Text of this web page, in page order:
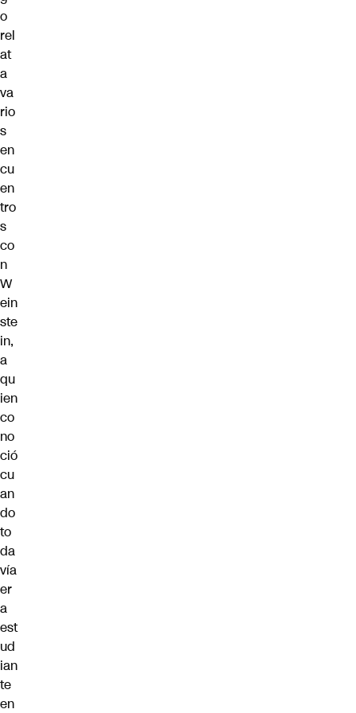
o
rel
at
a
va
rio
s
en
cu
en
tro
s
co
n
W
ein
ste
in,
a
qu
ien
co
no
ció
cu
an
do
to
da
vía
er
a
est
ud
ian
te
en